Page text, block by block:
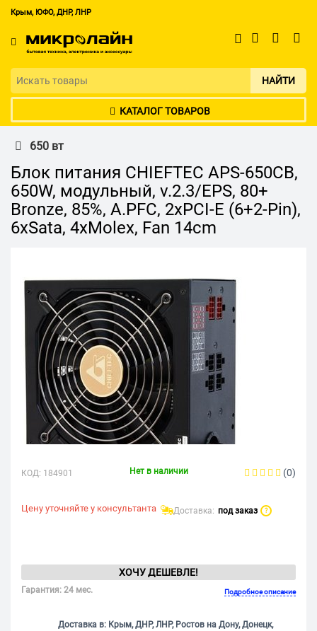
Крым, ЮФО, ДНР, ЛНР
НАЙТИ
КАТАЛОГ ТОВАРОВ
650 вт
Блок питания CHIEFTEC APS-650CB,
650W, модульный, v.2.3/EPS, 80+
Bronze, 85%, A.PFC, 2xPCI-E (6+2-Pin),
6xSata, 4xMolex, Fan 14cm
КОД: 184901 Нет в наличии (0)
Цену уточняйте у консультанта Доставка: под заказ ?
ХОЧУ ДЕШЕВЛЕ!
Гарантия: 24 мес. Подробное описание
Доставка в: Крым, ДНР, ЛНР, Ростов на Дону, Донецк,